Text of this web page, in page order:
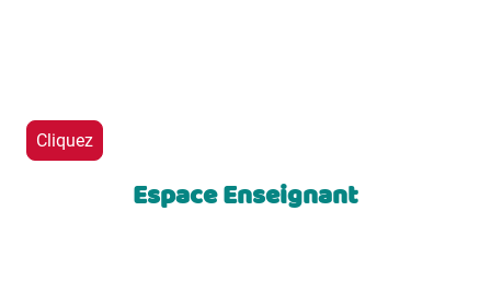
Cliquez
Espace Enseignant